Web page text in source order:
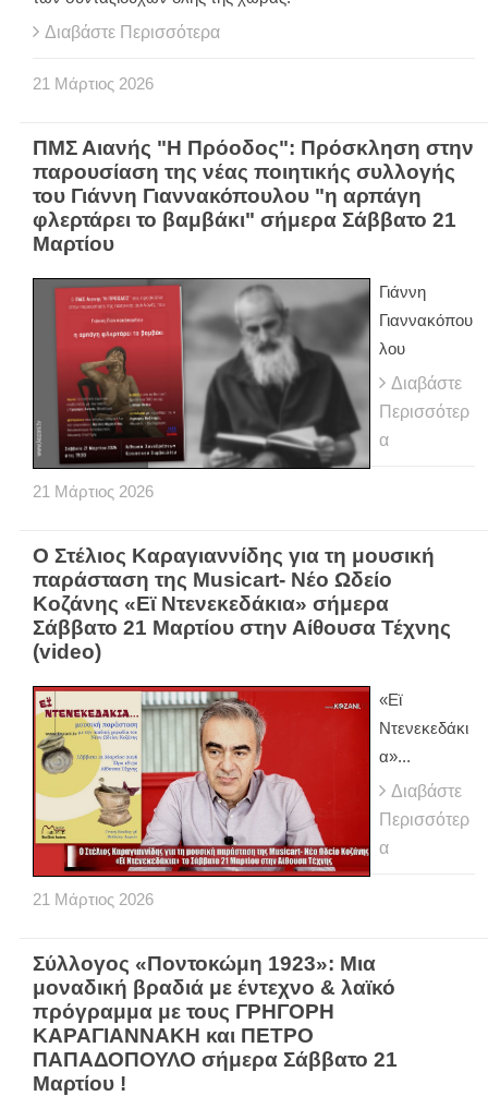
Διαβάστε Περισσότερα
21 Μάρτιος 2026
ΠΜΣ Αιανής "Η Πρόοδος": Πρόσκληση στην
παρουσίαση της νέας ποιητικής συλλογής
του Γιάννη Γιαννακόπουλου "η αρπάγη
φλερτάρει το βαμβάκι" σήμερα Σάββατο 21
Μαρτίου
Γιάννη
Γιαννακόπου
λου
Διαβάστε
Περισσότερ
α
21 Μάρτιος 2026
Ο Στέλιος Καραγιαννίδης για τη μουσική
παράσταση της Musicart- Νέο Ωδείο
Κοζάνης «Εϊ Ντενεκεδάκια» σήμερα
Σάββατο 21 Μαρτίου στην Αίθουσα Τέχνης
(video)
«Εϊ
Ντενεκεδάκι
α»...
Διαβάστε
Περισσότερ
α
21 Μάρτιος 2026
Σύλλογος «Ποντοκώμη 1923»: Μια
μοναδική βραδιά με έντεχνο & λαϊκό
πρόγραμμα με τους ΓΡΗΓΟΡΗ
ΚΑΡΑΓΙΑΝΝΑΚΗ και ΠΕΤΡΟ
ΠΑΠΑΔΟΠΟΥΛΟ σήμερα Σάββατο 21
Μαρτίου !